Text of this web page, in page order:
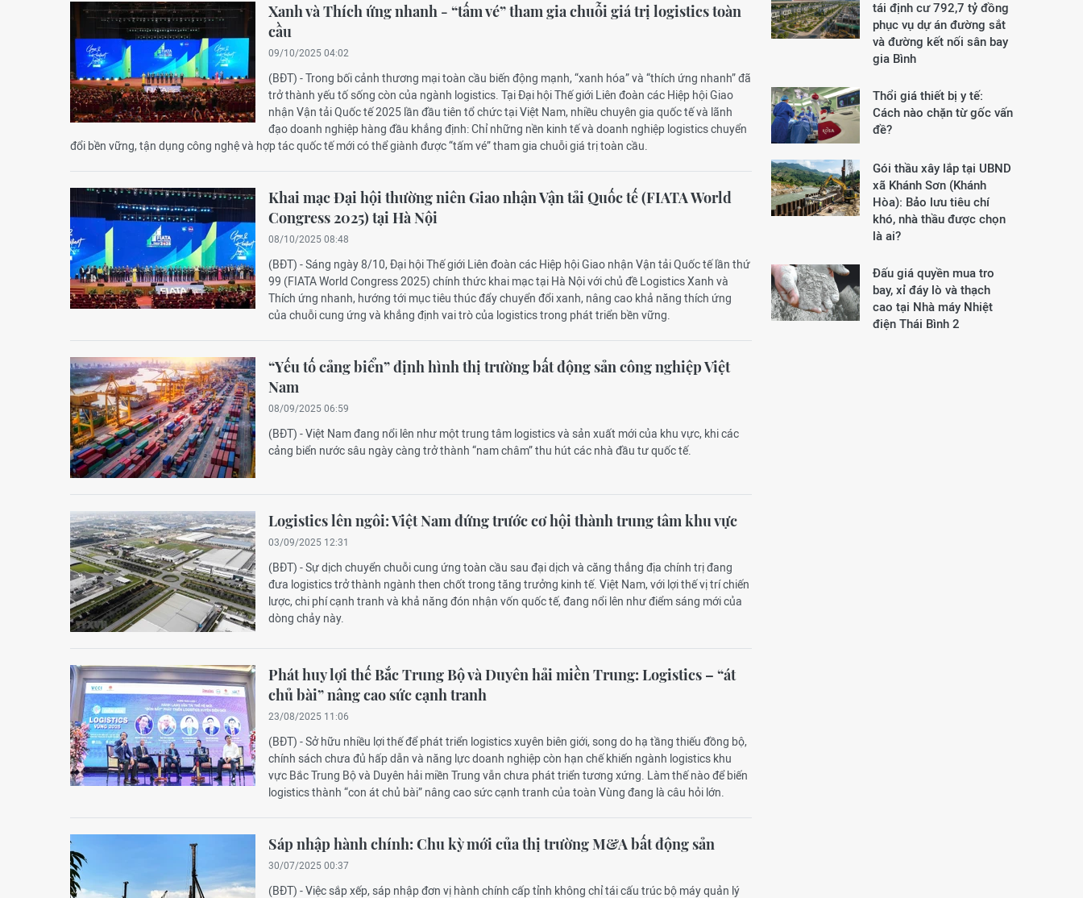
Xanh và Thích ứng nhanh - “tấm vé” tham gia chuỗi giá trị logistics toàn
cầu
09/10/2025 04:02
(BĐT) - Trong bối cảnh thương mại toàn cầu biến động mạnh, “xanh hóa” và “thích ứng nhanh” đã
trở thành yếu tố sống còn của ngành logistics. Tại Đại hội Thế giới Liên đoàn các Hiệp hội Giao
nhận Vận tải Quốc tế 2025 lần đầu tiên tổ chức tại Việt Nam, nhiều chuyên gia quốc tế và lãnh
đạo doanh nghiệp hàng đầu khẳng định: Chỉ những nền kinh tế và doanh nghiệp logistics chuyển
đổi bền vững, tận dụng công nghệ và hợp tác quốc tế mới có thể giành được “tấm vé” tham gia chuỗi giá trị toàn cầu.
Khai mạc Đại hội thường niên Giao nhận Vận tải Quốc tế (FIATA World
Congress 2025) tại Hà Nội
08/10/2025 08:48
(BĐT) - Sáng ngày 8/10, Đại hội Thế giới Liên đoàn các Hiệp hội Giao nhận Vận tải Quốc tế lần thứ
99 (FIATA World Congress 2025) chính thức khai mạc tại Hà Nội với chủ đề Logistics Xanh và
Thích ứng nhanh, hướng tới mục tiêu thúc đẩy chuyển đổi xanh, nâng cao khả năng thích ứng
của chuỗi cung ứng và khẳng định vai trò của logistics trong phát triển bền vững.
“Yếu tố cảng biển” định hình thị trường bất động sản công nghiệp Việt
Nam
08/09/2025 06:59
(BĐT) - Việt Nam đang nổi lên như một trung tâm logistics và sản xuất mới của khu vực, khi các
cảng biển nước sâu ngày càng trở thành “nam châm” thu hút các nhà đầu tư quốc tế.
Logistics lên ngôi: Việt Nam đứng trước cơ hội thành trung tâm khu vực
03/09/2025 12:31
(BĐT) - Sự dịch chuyển chuỗi cung ứng toàn cầu sau đại dịch và căng thẳng địa chính trị đang
đưa logistics trở thành ngành then chốt trong tăng trưởng kinh tế. Việt Nam, với lợi thế vị trí chiến
lược, chi phí cạnh tranh và khả năng đón nhận vốn quốc tế, đang nổi lên như điểm sáng mới của
dòng chảy này.
Phát huy lợi thế Bắc Trung Bộ và Duyên hải miền Trung: Logistics – “át
chủ bài” nâng cao sức cạnh tranh
23/08/2025 11:06
(BĐT) - Sở hữu nhiều lợi thế để phát triển logistics xuyên biên giới, song do hạ tầng thiếu đồng bộ,
chính sách chưa đủ hấp dẫn và năng lực doanh nghiệp còn hạn chế khiến ngành logistics khu
vực Bắc Trung Bộ và Duyên hải miền Trung vẫn chưa phát triển tương xứng. Làm thế nào để biến
logistics thành “con át chủ bài” nâng cao sức cạnh tranh của toàn Vùng đang là câu hỏi lớn.
Sáp nhập hành chính: Chu kỳ mới của thị trường M&A bất động sản
30/07/2025 00:37
(BĐT) - Việc sắp xếp, sáp nhập đơn vị hành chính cấp tỉnh không chỉ tái cấu trúc bộ máy quản lý
tái định cư 792,7 tỷ đồng
phục vụ dự án đường sắt
và đường kết nối sân bay
gia Bình
Thổi giá thiết bị y tế:
Cách nào chặn từ gốc vấn
đề?
Gói thầu xây lắp tại UBND
xã Khánh Sơn (Khánh
Hòa): Bảo lưu tiêu chí
khó, nhà thầu được chọn
là ai?
Đấu giá quyền mua tro
bay, xỉ đáy lò và thạch
cao tại Nhà máy Nhiệt
điện Thái Bình 2